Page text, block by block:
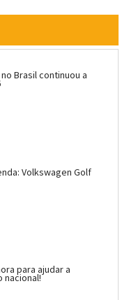
Brasil continuou a
Volkswagen Golf
para ajudar a
nacional!